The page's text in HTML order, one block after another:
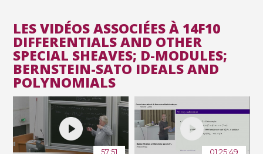
LES VIDÉOS ASSOCIÉES À 14F10
DIFFERENTIALS AND OTHER
SPECIAL SHEAVES; D-MODULES;
BERNSTEIN-SATO IDEALS AND
POLYNOMIALS
57:51 01:25:49